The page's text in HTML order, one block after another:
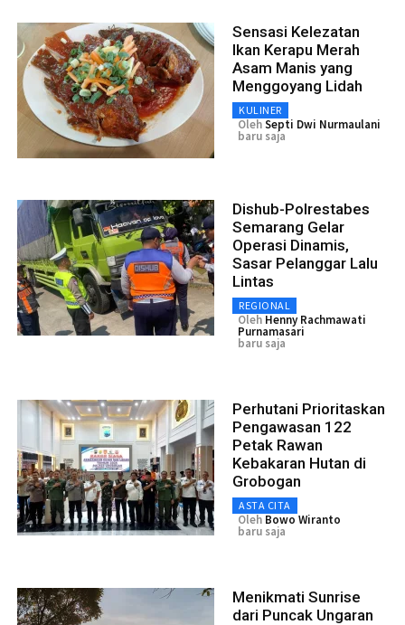
Sensasi Kelezatan
Ikan Kerapu Merah
Asam Manis yang
Menggoyang Lidah
KULINER
OlehSepti Dwi Nurmaulani
baru saja
Dishub-Polrestabes
Semarang Gelar
Operasi Dinamis,
Sasar Pelanggar Lalu
Lintas
REGIONAL
Oleh Henny Rachmawati
Purnamasari
baru saja
Perhutani Prioritaskan
Pengawasan 122
Petak Rawan
Kebakaran Hutan di
Grobogan
ASTA CITA
Oleh Bowo Wiranto
baru saja
Menikmati Sunrise
dari Puncak Ungaran